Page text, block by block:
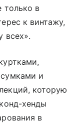
только в
к винтажу,
всех».
и
которую
хенды
в